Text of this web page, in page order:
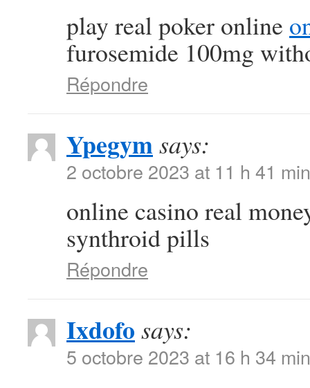
play real poker online
furosemide 100mg
Répondre
Ypegymsays:
2 octobre 2023 at 11 h 41 min
online casino real
synthroid pills
Répondre
Ixdofo says:
5 octobre 2023 at 16 h 34 min